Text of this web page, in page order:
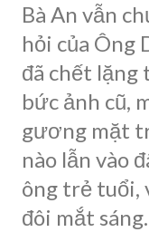
Bà An vẫn
hỏi của Ông
đã chết lặng
bức ảnh cũ,
gương mặt
nào lẫn vào
ông trẻ tuổi,
đôi mắt